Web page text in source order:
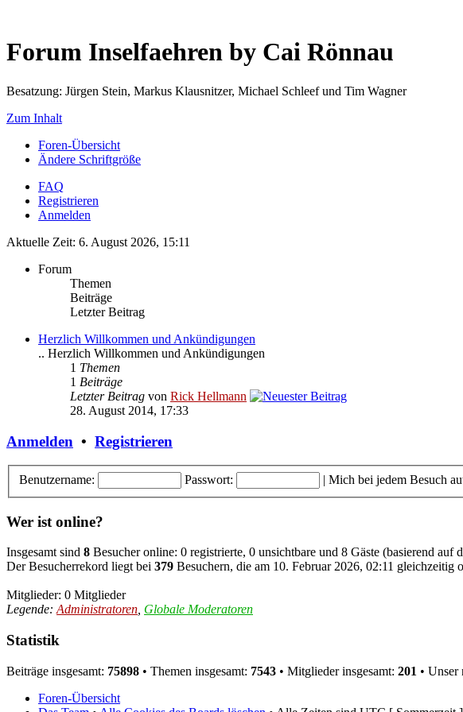
Forum Inselfaehren by Cai Rönnau
Besatzung: Jürgen Stein, Markus Klausnitzer, Michael Schleef und Tim Wagner
Zum Inhalt
Foren-Übersicht
Ändere Schriftgröße
FAQ
Registrieren
Anmelden
Aktuelle Zeit: 6. August 2026, 15:11
Forum
Themen
Beiträge
Letzter Beitrag
Herzlich Willkommen und Ankündigungen
.. Herzlich Willkommen und Ankündigungen
1 Themen
1 Beiträge
Letzter Beitrag von Rick Hellmann
28. August 2014, 17:33
Anmelden • Registrieren
Benutzername: Passwort: | Mich bei jedem Besuch
Wer ist online?
Insgesamt sind 8 Besucher online: 0 registrierte, 0 unsichtbare und 8 Gäste (basierend
Der Besucherrekord liegt bei 379 Besuchern, die am 10. Februar 2026, 02:11 gleichzeitig
Mitglieder: 0 Mitglieder
Legende: Administratoren Globale Moderatoren
Statistik
Beiträge insgesamt: 75898 • Themen insgesamt: 7543 • Mitglieder insgesamt: 201 • Unser
Foren-Übersicht